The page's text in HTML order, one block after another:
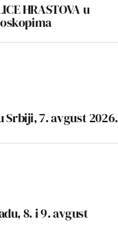
HRASTOVA u
Srbiji, 7. avgust 2026.
8. i 9. avgust